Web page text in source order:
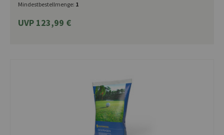
Mindestbestellmenge: 1
UVP 123,99 €